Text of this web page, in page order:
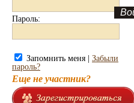
Пароль:
Запомнить меня | Забыли
пароль?
Еще не участник?